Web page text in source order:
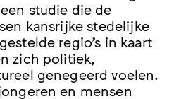
studie die de
kansrijke stedelijke
regio’s in kaart
zich politiek,
genegeerd voelen.
en mensen